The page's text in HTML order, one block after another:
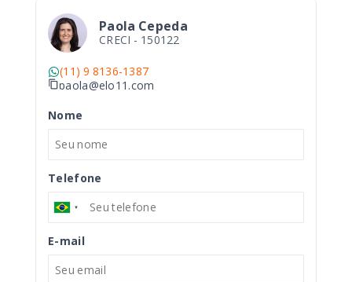
Paola Cepeda
CRECI - 150122
(11) 9 8136-1387
paola@elo11.com
Nome
Telefone
E-mail